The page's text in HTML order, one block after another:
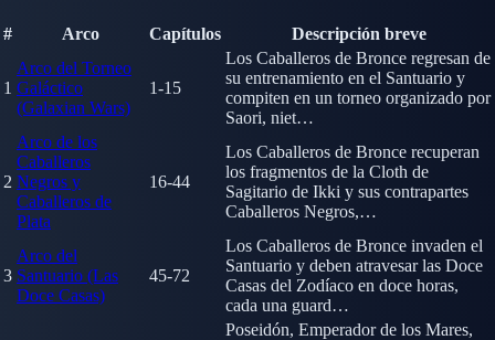
# Arco Capítulos Descripción breve
1
Arco del Torneo
Galáctico
(Galaxian Wars)
1-15
Los Caballeros de Bronce regresan de
su entrenamiento en el Santuario y
compiten en un torneo organizado por
Saori, niet…
2
Arco de los
Caballeros
Negros y
Caballeros de
Plata
16-44
Los Caballeros de Bronce recuperan
los fragmentos de la Cloth de
Sagitario de Ikki y sus contrapartes
Caballeros Negros,…
3
Arco del
Santuario (Las
Doce Casas)
45-72
Los Caballeros de Bronce invaden el
Santuario y deben atravesar las Doce
Casas del Zodíaco en doce horas,
cada una guard…
Poseidón, Emperador de los Mares,